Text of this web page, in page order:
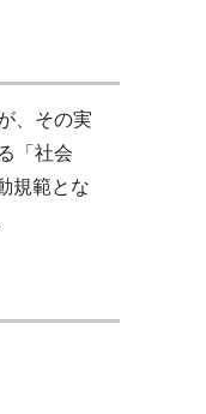
、その実
「社会
規範とな